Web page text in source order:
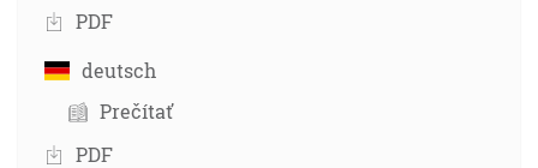
PDF
deutsch
Prečítať
PDF